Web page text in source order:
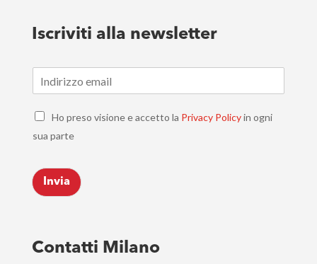
Iscriviti alla newsletter
m
*
C
e
k
b
o
s
*
Ho preso visione e accetto la Privacy Policyin ogni
sua parte
Invia
Contatti Milano